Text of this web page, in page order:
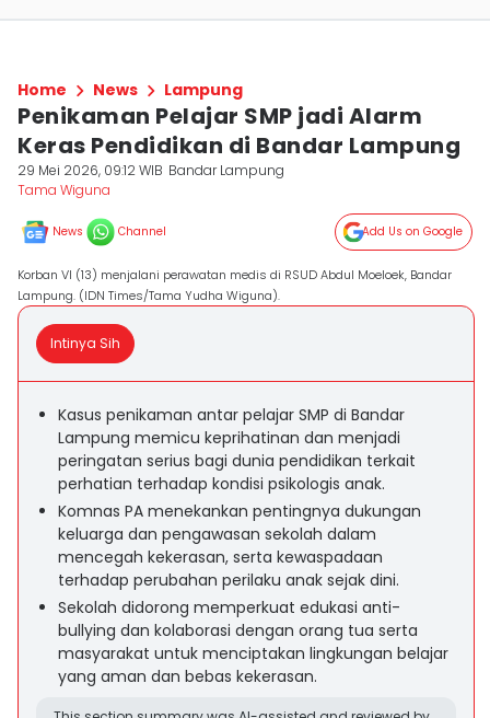
Home News Lampung
Penikaman Pelajar SMP jadi Alarm
Keras Pendidikan di Bandar Lampung
29 Mei 2026, 09:12 WIB Bandar Lampung
Tama Wiguna
News Channel Add Us on Google
Korban VI (13) menjalani perawatan medis di RSUD Abdul Moeloek, Bandar
Lampung. (IDN Times/Tama Yudha Wiguna).
Intinya Sih
Kasus penikaman antar pelajar SMP di Bandar
Lampung memicu keprihatinan dan menjadi
peringatan serius bagi dunia pendidikan terkait
perhatian terhadap kondisi psikologis anak.
Komnas PA menekankan pentingnya dukungan
keluarga dan pengawasan sekolah dalam
mencegah kekerasan, serta kewaspadaan
terhadap perubahan perilaku anak sejak dini.
Sekolah didorong memperkuat edukasi anti-
bullying dan kolaborasi dengan orang tua serta
masyarakat untuk menciptakan lingkungan belajar
yang aman dan bebas kekerasan.